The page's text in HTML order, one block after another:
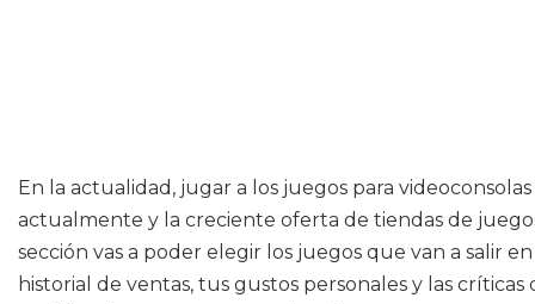
En la actualidad, jugar a los juegos para
actualmente y la creciente oferta de tiendas de
sección vas a poder elegir los juegos que van a salir
historial de ventas, tus gustos personales y las